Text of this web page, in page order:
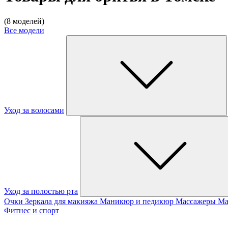
(8 моделей)
Все модели
Уход за волосами
Уход за полостью рта
Очки Зеркала для макияжа Маникюр и педикюр Массажеры
Фитнес и спорт